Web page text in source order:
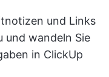
und Links
und wandeln Sie
in ClickUp